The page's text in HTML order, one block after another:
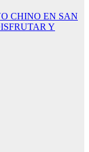
CHINO EN SAN
Y